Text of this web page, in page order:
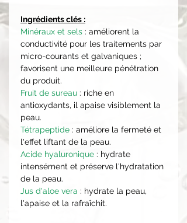
Ingrédients clés :
Minéraux et sels : améliorent la
conductivité pour les traitements par
micro-courants et galvaniques ;
favorisent une meilleure pénétration
du produit.
Fruit de sureau : riche en
antioxydants, il apaise visiblement la
peau.
Tétrapeptide : améliore la fermeté et
l'effet liftant de la peau.
Acide hyaluronique : hydrate
intensément et préserve l'hydratation
de la peau.
Jus d'aloe vera : hydrate la peau,
l'apaise et la rafraîchit.